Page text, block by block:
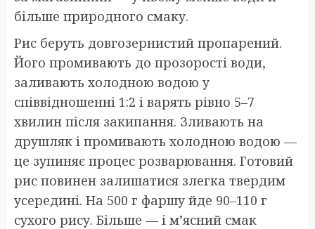
більше природного смаку.
Рис беруть довгозернистий пропарений.
Його промивають до прозорості води,
заливають холодною водою у
співвідношенні 1:2 і варять рівно 5–7
хвилин після закипання. Зливають на
друшляк і промивають холодною водою —
це зупиняє процес розварювання. Готовий
рис повинен залишатися злегка твердим
усередині. На 500 г фаршу йде 90–110 г
сухого рису. Більше — і м’ясний смак